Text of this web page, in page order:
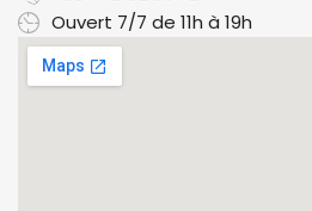
Ouvert 7/7 de 11h à 19h